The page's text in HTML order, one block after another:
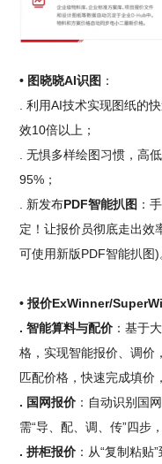
• 图晓晓AI识图 ：
. 利用AI技术实现图纸的
效10倍以上；
. 无惧多样绘图习惯，高
95%；
. 新发布PDF智能扒图 ：
定！让报价员彻底走出效
可使用新版PDF智能扒图)
• 报价ExWinner/
. 智能算料与配价 ：基于
格，实现智能报价、调价
匹配价格，快速完成填价
. 国网报价 ：自动识别国
需“导、配、调、传”四步
. 拼柜报价 ：从“复制粘贴